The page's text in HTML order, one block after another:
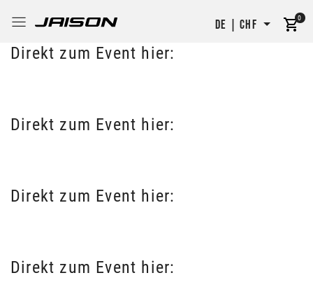
DE | CHF 0
Direkt zum Event hier:
Direkt zum Event hier:
Direkt zum Event hier:
Direkt zum Event hier: